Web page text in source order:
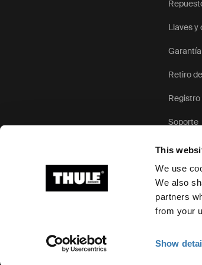
This
We use
We also
partners
from your
Show
Llaves y
Garantía
Retiro
Soporte
Ⓒ 2026 Thule Group Todos los derechos